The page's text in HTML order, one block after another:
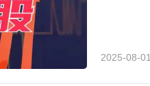
2025-08-